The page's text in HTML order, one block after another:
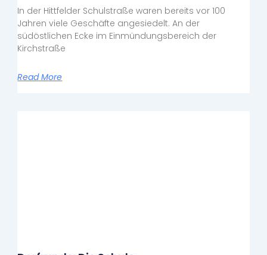
In der Hittfelder Schulstraße waren bereits vor 100
Jahren viele Geschäfte angesiedelt. An der
südöstlichen Ecke im Einmündungsbereich der
Kirchstraße
Read More